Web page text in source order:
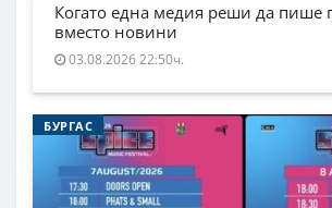
Когато една медия реши да пише
вместо новини
03.08.2026 22:50ч.
БУРГАС